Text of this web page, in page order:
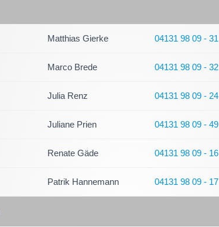
Matthias Gierke 04131 98 09 - 31
Marco Brede 04131 98 09 - 32
Julia Renz 04131 98 09 - 24
Juliane Prien 04131 98 09 - 49
Renate Gäde 04131 98 09 - 16
Patrik Hannemann 04131 98 09 - 17